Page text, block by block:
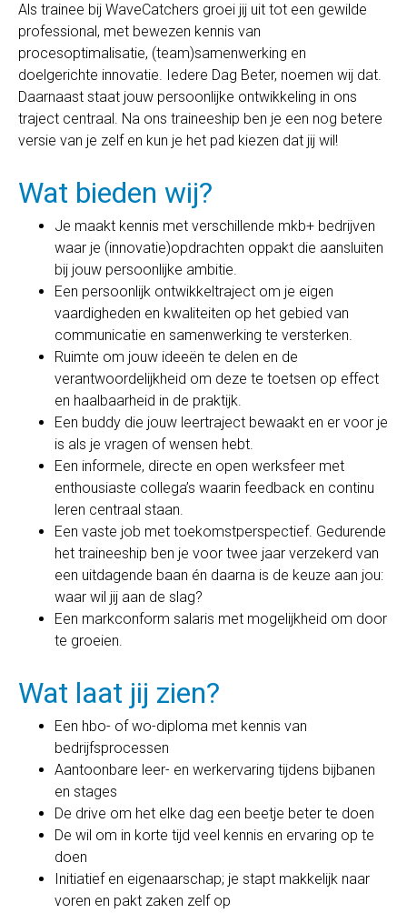
Als trainee bij WaveCatchers groei jij uit tot een gewilde
professional, met bewezen kennis van
procesoptimalisatie, (team)samenwerking en
doelgerichte innovatie. Iedere Dag Beter, noemen wij dat.
Daarnaast staat jouw persoonlijke ontwikkeling in ons
traject centraal. Na ons traineeship ben je een nog betere
versie van je zelf en kun je het pad kiezen dat jij wil!
Wat bieden wij?
Je maakt kennis met verschillende mkb+ bedrijven
waar je (innovatie)opdrachten oppakt die aansluiten
bij jouw persoonlijke ambitie.
Een persoonlijk ontwikkeltraject om je eigen
vaardigheden en kwaliteiten op het gebied van
communicatie en samenwerking te versterken.
Ruimte om jouw ideeën te delen en de
verantwoordelijkheid om deze te toetsen op effect
en haalbaarheid in de praktijk.
Een buddy die jouw leertraject bewaakt en er voor je
is als je vragen of wensen hebt.
Een informele, directe en open werksfeer met
enthousiaste collega’s waarin feedback en continu
leren centraal staan.
Een vaste job met toekomstperspectief. Gedurende
het traineeship ben je voor twee jaar verzekerd van
een uitdagende baan én daarna is de keuze aan jou:
waar wil jij aan de slag?
Een markconform salaris met mogelijkheid om door
te groeien.
Wat laat jij zien?
Een hbo- of wo-diploma met kennis van
bedrijfsprocessen
Aantoonbare leer- en werkervaring tijdens bijbanen
en stages
De drive om het elke dag een beetje beter te doen
De wil om in korte tijd veel kennis en ervaring op te
doen
Initiatief en eigenaarschap; je stapt makkelijk naar
voren en pakt zaken zelf op